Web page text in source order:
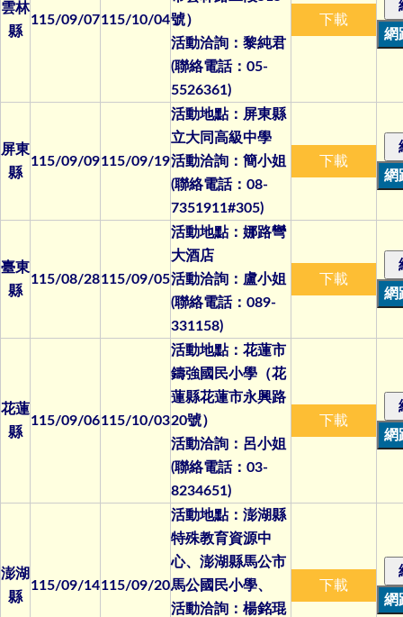
雲林
縣
115/09/07115/10/04號）
活動洽詢：黎純君
(聯絡電話：05-
5526361)
下載
屏東
縣
115/09/09115/09/19
活動地點：屏東縣
立大同高級中學
活動洽詢：簡小姐
(聯絡電話：08-
7351911#305)
下載
臺東
縣
115/08/28115/09/05
活動地點：娜路彎
大酒店
活動洽詢：盧小姐
(聯絡電話：089-
331158)
下載
花蓮
縣
115/09/06115/10/03
活動地點：花蓮市
鑄強國民小學（花
蓮縣花蓮市永興路
20號）
活動洽詢：呂小姐
(聯絡電話：03-
8234651)
下載
澎湖
縣
115/09/14115/09/20
活動地點：澎湖縣
特殊教育資源中
心、澎湖縣馬公市
馬公國民小學、
活動洽詢：楊銘琨
下載